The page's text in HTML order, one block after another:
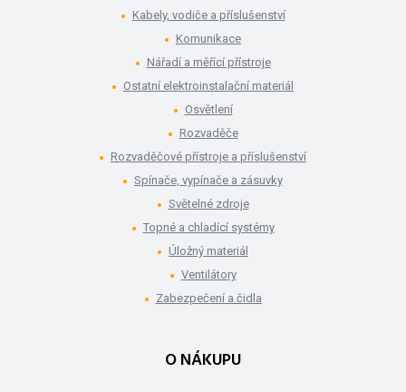
Kabely, vodiče a příslušenství
Komunikace
Nářadí a měřící přístroje
Ostatní elektroinstalační materiál
Osvětlení
Rozvaděče
Rozvaděčové přístroje a příslušenství
Spínače, vypínače a zásuvky
Světelné zdroje
Topné a chladící systémy
Úložný materiál
Ventilátory
Zabezpečení a čidla
O NÁKUPU